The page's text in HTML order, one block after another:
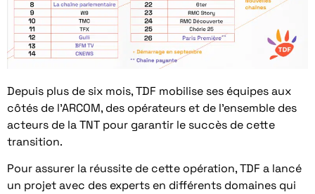
Depuis plus de six mois, TDF mobilise ses équipes aux
côtés de l’ARCOM, des opérateurs et de l’ensemble des
acteurs de la TNT pour garantir le succès de cette
transition.
Pour assurer la réussite de cette opération, TDF a lancé
un projet avec des experts en différents domaines qui